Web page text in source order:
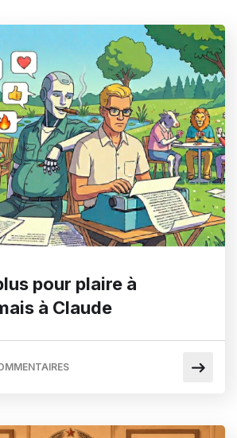
pour plaire à
à Claude